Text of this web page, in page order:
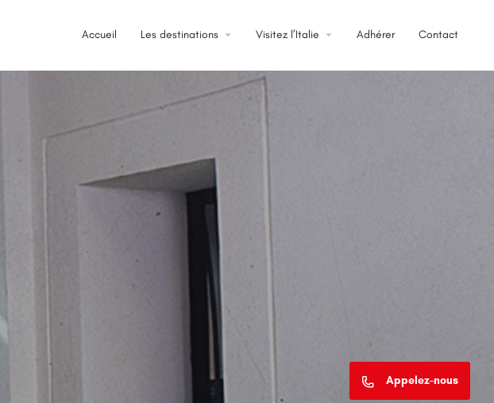
Accueil Les destinations arrow_drop_down Visitez l’Italie arrow_drop_down Adhérer Contact